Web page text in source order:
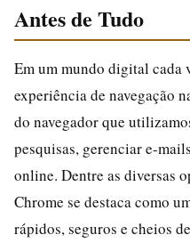
Antes de Tudo
Em um mundo digital cada
experiência de navegação
do navegador que
pesquisas, gerenciar e-
online. Dentre as diversas
Chrome se destaca como
rápidos, seguros e cheios